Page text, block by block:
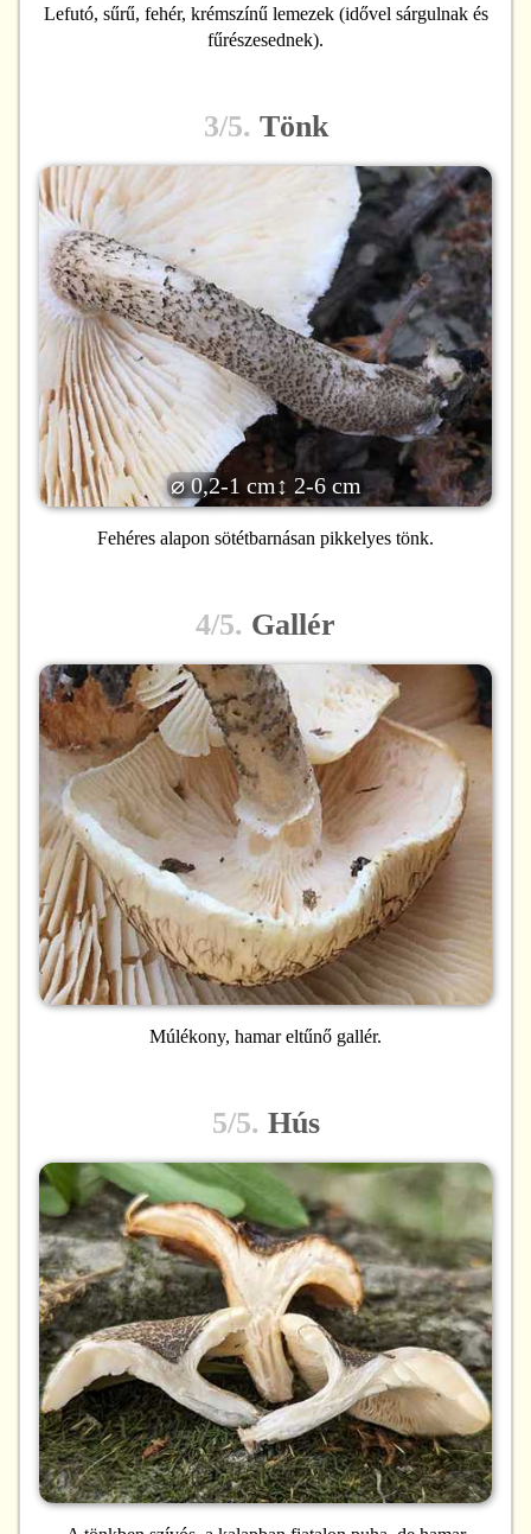
Lefutó, sűrű, fehér, krémszínű lemezek (idővel sárgulnak és
fűrészesednek).
3/5. Tönk
Fehéres alapon sötétbarnásan pikkelyes tönk.
⌀ 0,2-1 cm↕ 2-6 cm
4/5. Gallér
Múlékony, hamar eltűnő gallér.
5/5. Hús